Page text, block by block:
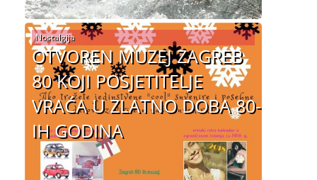
OTVOREN MUZEJ ZAGREB
80 KOJI POSJETITELJE
VRAĆA U ZLATNO DOBA 80-
IH GODINA
Nostalgija